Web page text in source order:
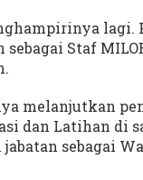
Staf
melanjutkan
dan Latihan
sebagai